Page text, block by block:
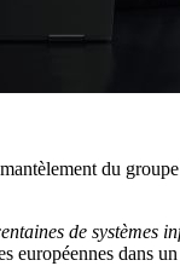
du
de
européennes dans